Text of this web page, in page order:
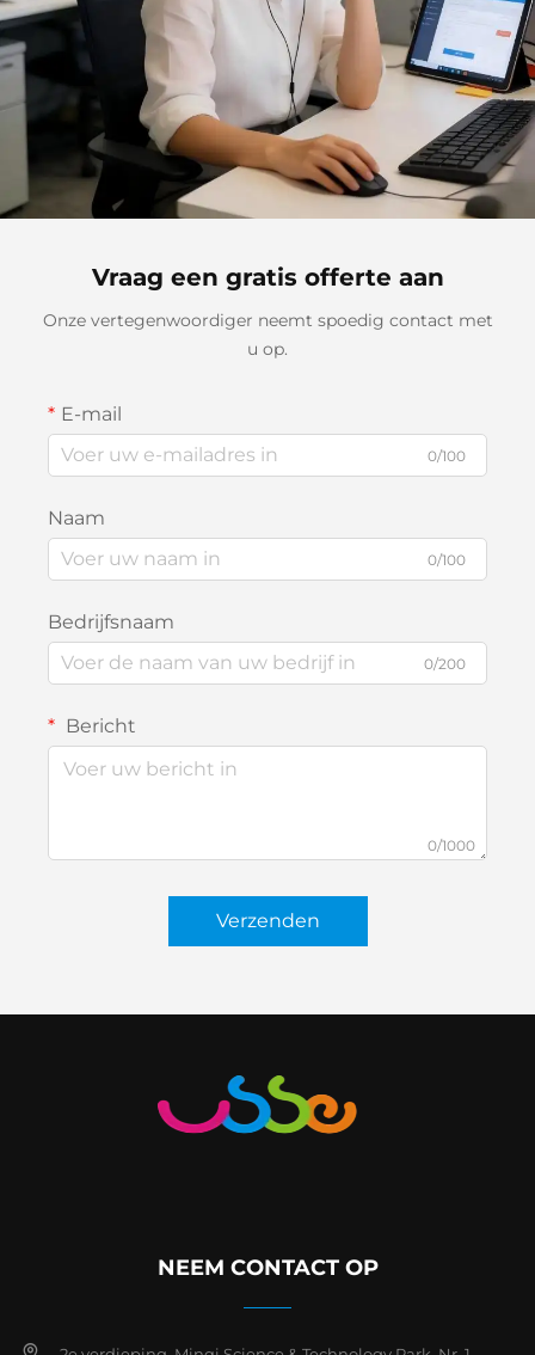
Vraag een gratis offerte aan
Onze vertegenwoordiger neemt spoedig contact met
u op.
E-mail
0/100
Naam
0/100
Bedrijfsnaam
0/200
Bericht
0/1000
Verzenden
NEEM CONTACT OP